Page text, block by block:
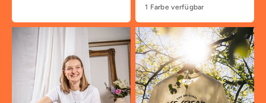
1 Farbe verfügbar